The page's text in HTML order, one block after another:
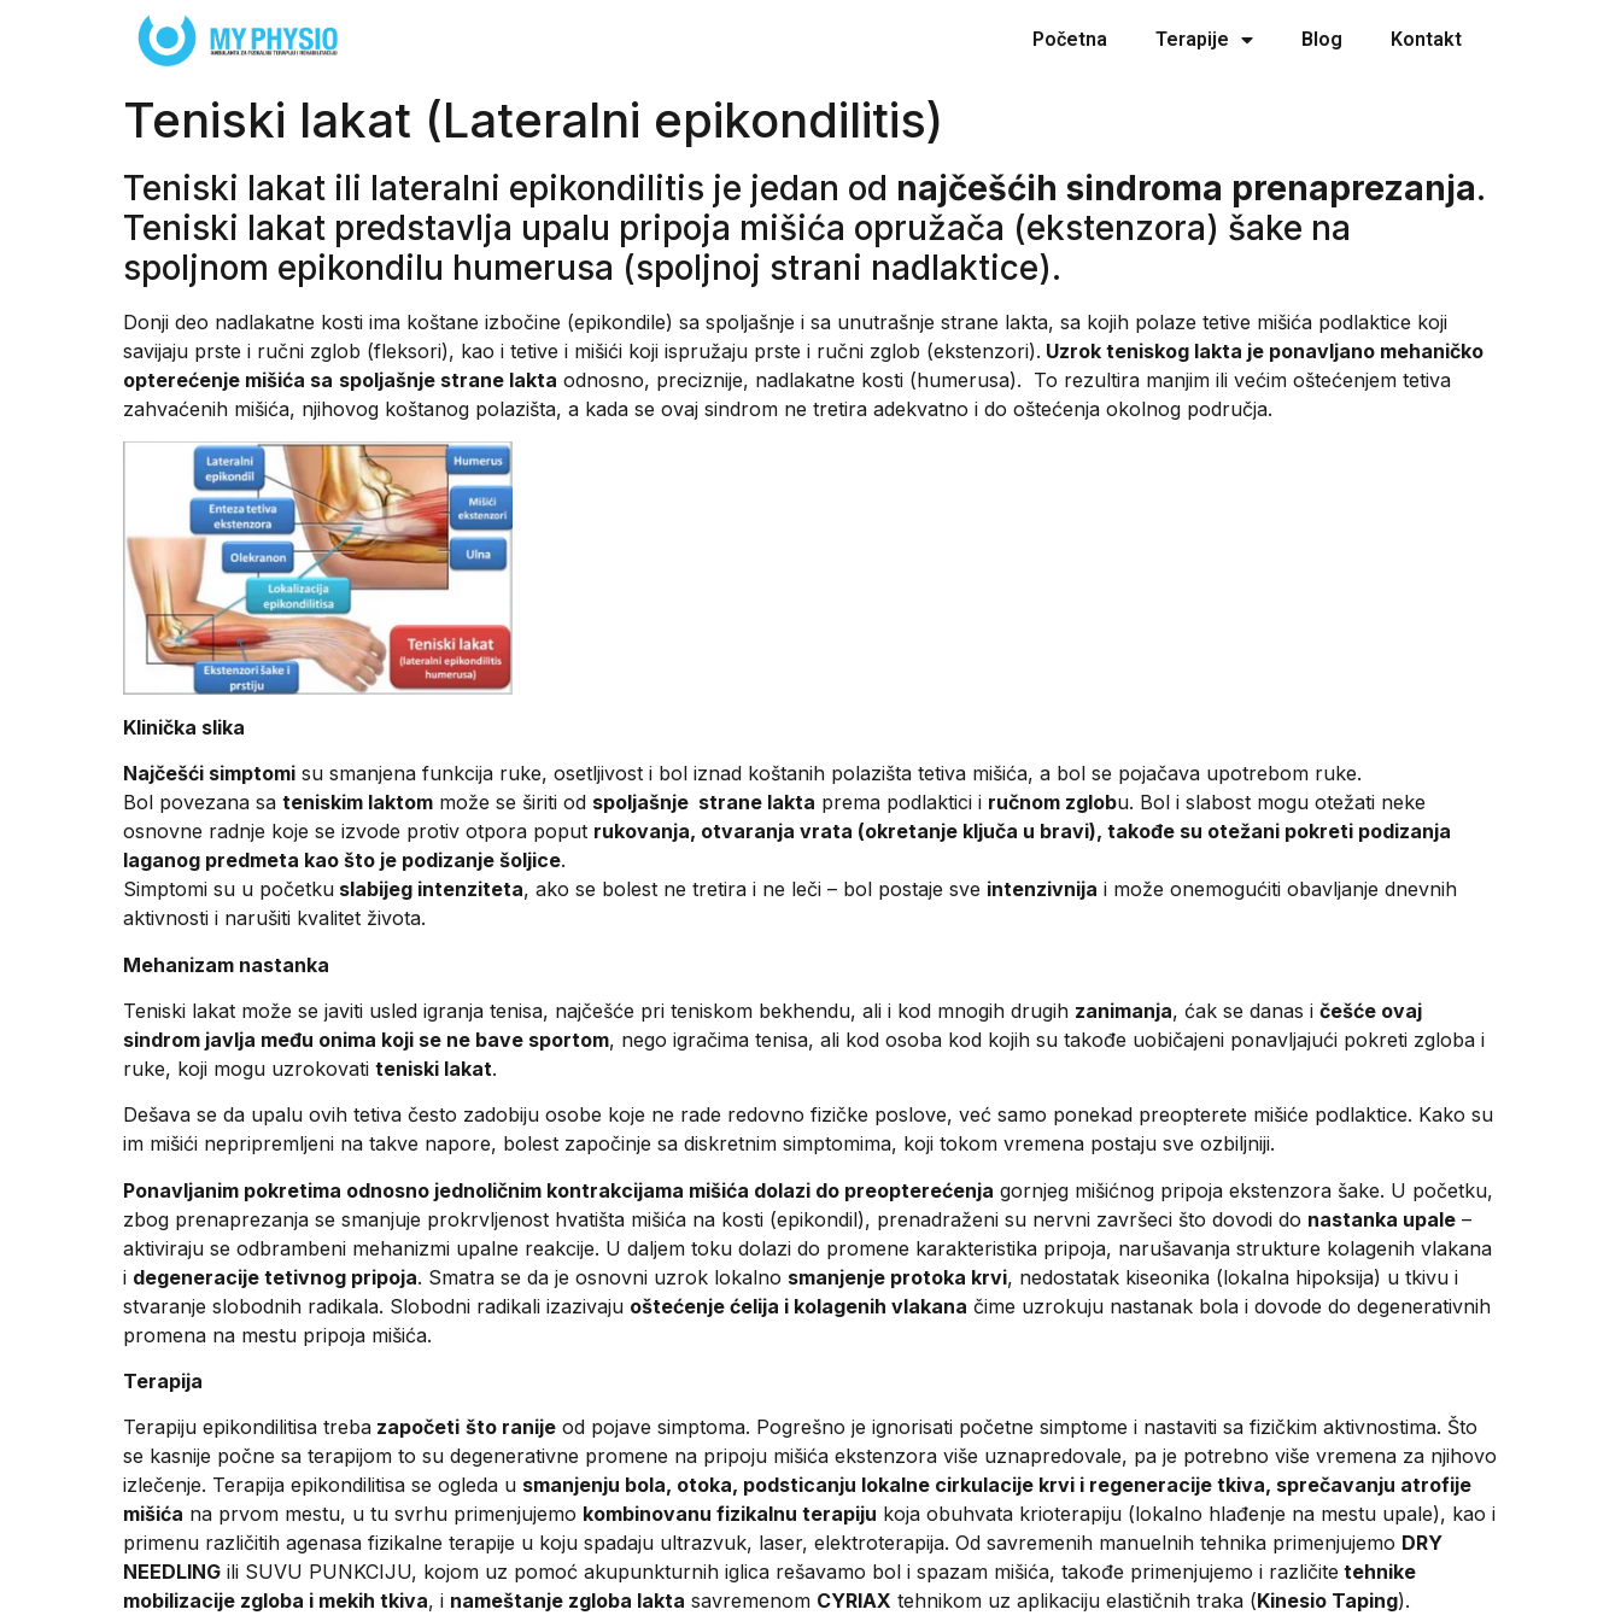
Početna Terapije Blog Kontakt
Teniski lakat (Lateralni epikondilitis)
Teniski lakat ili lateralni epikondilitis je jedan od najčešćih sindroma prenaprezanja.
Teniski lakat predstavlja upalu pripoja mišića opružača (ekstenzora) šake na
spoljnom epikondilu humerusa (spoljnoj strani nadlaktice).
Donji deo nadlakatne kosti ima koštane izbočine (epikondile) sa spoljašnje i sa unutrašnje strane lakta, sa kojih polaze tetive mišića podlaktice koji
savijaju prste i ručni zglob (fleksori), kao i tetive i mišići koji ispružaju prste i ručni zglob (ekstenzori). Uzrok teniskog lakta je ponavljano mehaničko
opterećenje mišića sa spoljašnje strane lakta odnosno, preciznije, nadlakatne kosti (humerusa). To rezultira manjim ili većim oštećenjem tetiva
zahvaćenih mišića, njihovog koštanog polazišta, a kada se ovaj sindrom ne tretira adekvatno i do oštećenja okolnog područja.
Klinička slika
Najčešći simptomi su smanjena funkcija ruke, osetljivost i bol iznad koštanih polazišta tetiva mišića, a bol se pojačava upotrebom ruke.
Bol povezana sa teniskim laktom može se širiti od spoljašnje strane lakta prema podlaktici i ručnom zglobu. Bol i slabost mogu otežati neke
osnovne radnje koje se izvode protiv otpora poput rukovanja, otvaranja vrata (okretanje ključa u bravi), takođe su otežani pokreti podizanja
laganog predmeta kao što je podizanje šoljice.
Simptomi su u početku slabijeg intenziteta, ako se bolest ne tretira i ne leči – bol postaje sve intenzivnija i može onemogućiti obavljanje dnevnih
aktivnosti i narušiti kvalitet života.
Mehanizam nastanka
Teniski lakat može se javiti usled igranja tenisa, najčešće pri teniskom bekhendu, ali i kod mnogih drugih zanimanja, ćak se danas i češće ovaj
sindrom javlja među onima koji se ne bave sportom, nego igračima tenisa, ali kod osoba kod kojih su takođe uobičajeni ponavljajući pokreti zgloba i
ruke, koji mogu uzrokovati teniski lakat.
Dešava se da upalu ovih tetiva često zadobiju osobe koje ne rade redovno fizičke poslove, već samo ponekad preopterete mišiće podlaktice. Kako su
im mišići nepripremljeni na takve napore, bolest započinje sa diskretnim simptomima, koji tokom vremena postaju sve ozbiljniji.
Ponavljanim pokretima odnosno jednoličnim kontrakcijama mišića dolazi do preopterećenja gornjeg mišićnog pripoja ekstenzora šake. U početku,
zbog prenaprezanja se smanjuje prokrvljenost hvatišta mišića na kosti (epikondil), prenadraženi su nervni završeci što dovodi do nastanka upale –
aktiviraju se odbrambeni mehanizmi upalne reakcije. U daljem toku dolazi do promene karakteristika pripoja, narušavanja strukture kolagenih vlakana
i degeneracije tetivnog pripoja. Smatra se da je osnovni uzrok lokalno smanjenje protoka krvi, nedostatak kiseonika (lokalna hipoksija) u tkivu i
stvaranje slobodnih radikala. Slobodni radikali izazivaju oštećenje ćelija i kolagenih vlakana čime uzrokuju nastanak bola i dovode do degenerativnih
promena na mestu pripoja mišića.
Terapija
Terapiju epikondilitisa treba započeti što ranije od pojave simptoma. Pogrešno je ignorisati početne simptome i nastaviti sa fizičkim aktivnostima. Što
se kasnije počne sa terapijom to su degenerativne promene na pripoju mišića ekstenzora više uznapredovale, pa je potrebno više vremena za njihovo
izlečenje. Terapija epikondilitisa se ogleda u smanjenju bola, otoka, podsticanju lokalne cirkulacije krvi i regeneracije tkiva, sprečavanju atrofije
mišića na prvom mestu, u tu svrhu primenjujemo kombinovanu fizikalnu terapiju koja obuhvata krioterapiju (lokalno hlađenje na mestu upale), kao i
primenu različitih agenasa fizikalne terapije u koju spadaju ultrazvuk, laser, elektroterapija. Od savremenih manuelnih tehnika primenjujemo DRY
NEEDLING ili SUVU PUNKCIJU, kojom uz pomoć akupunkturnih iglica rešavamo bol i spazam mišića, takođe primenjujemo i različite tehnike
mobilizacije zgloba i mekih tkiva, i nameštanje zgloba lakta savremenom CYRIAX tehnikom uz aplikaciju elastičnih traka (Kinesio Taping).